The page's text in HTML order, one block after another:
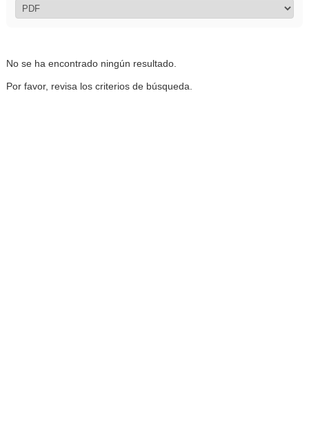
No se ha encontrado ningún resultado.
Por favor, revisa los criterios de búsqueda.